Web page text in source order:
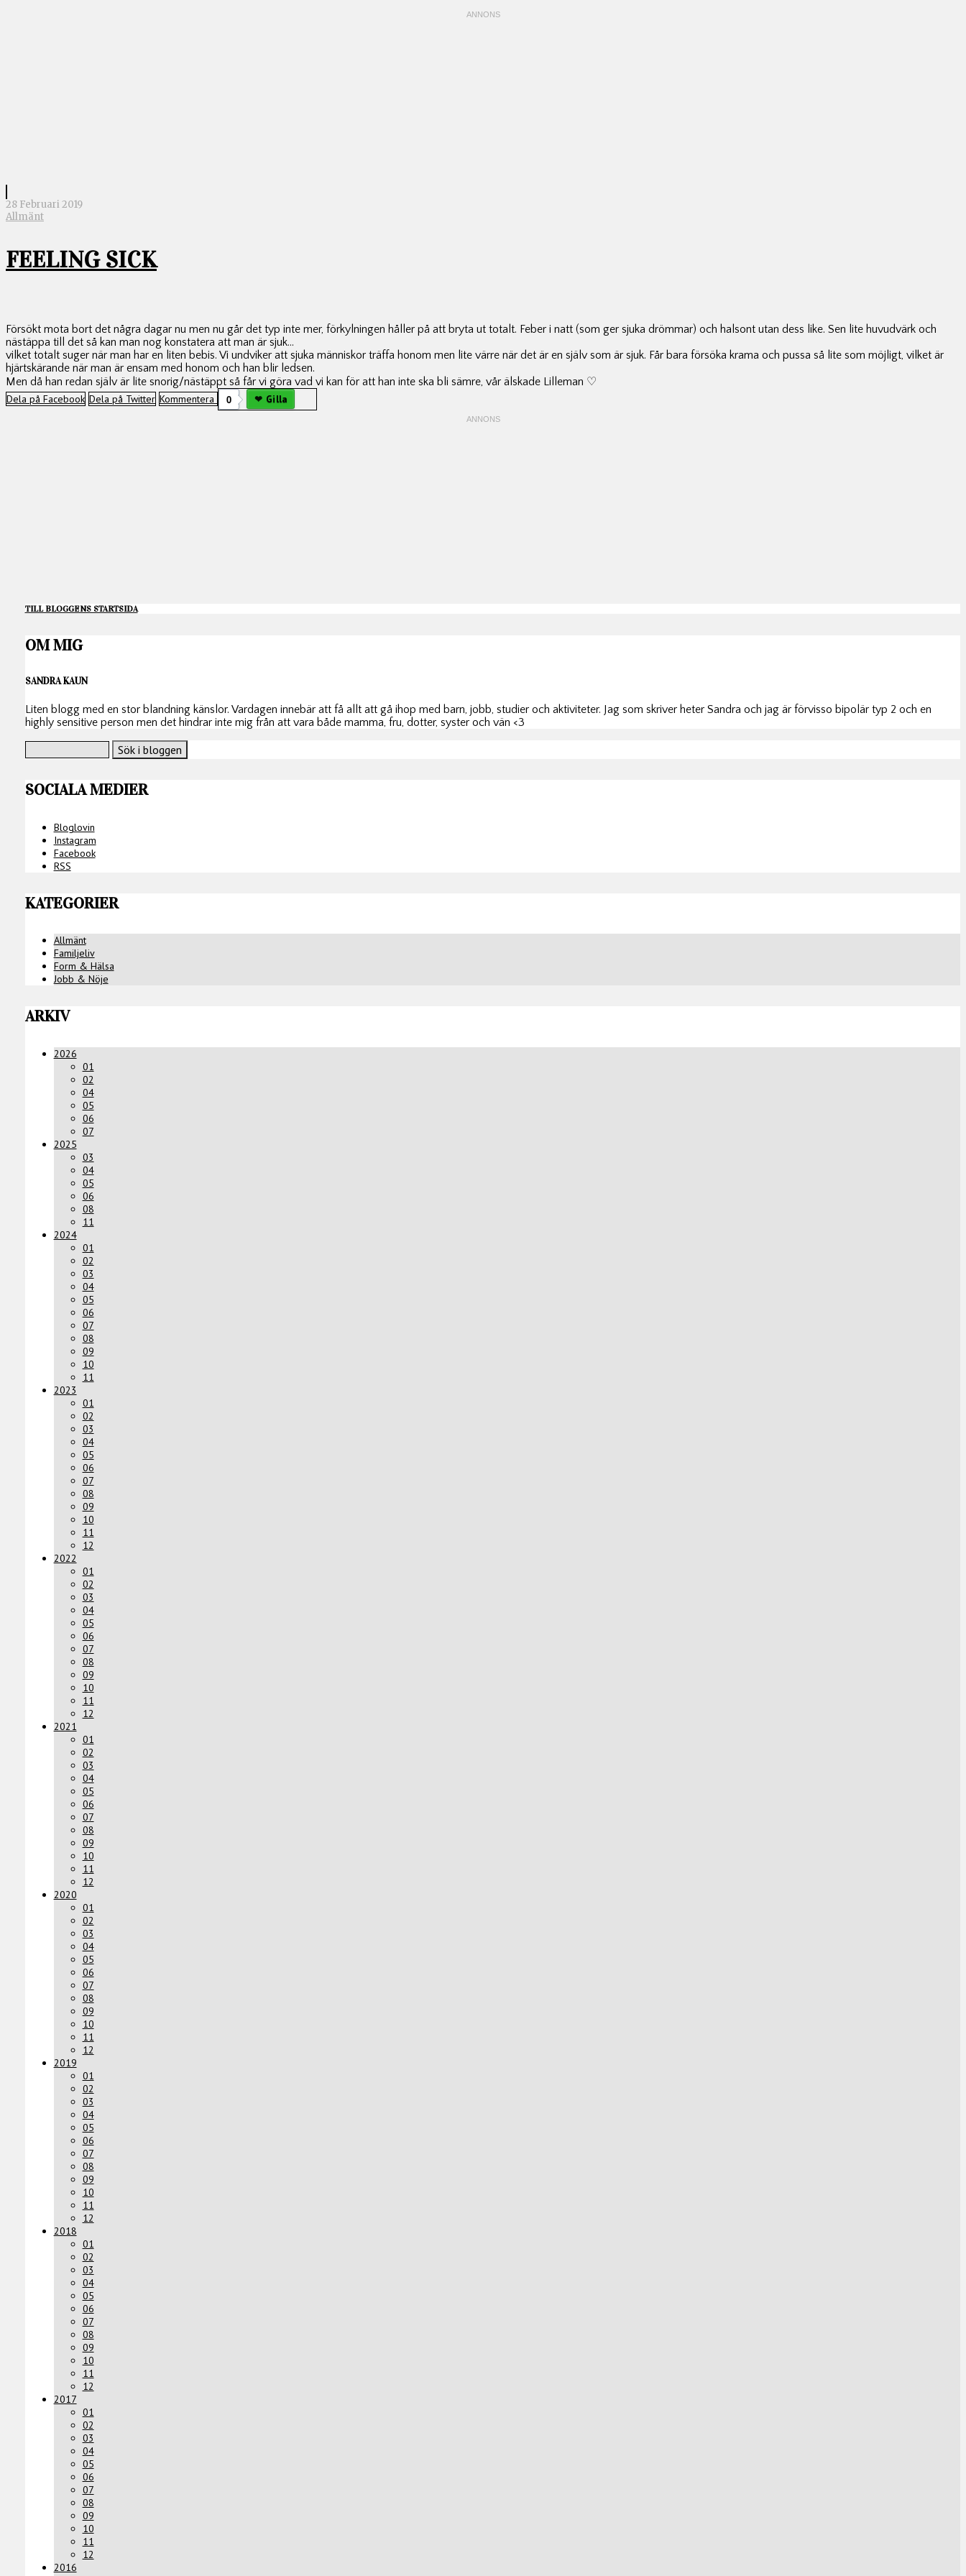
28 Februari 2019
Allmänt
FEELING SICK
Försökt mota bort det några dagar nu men nu går det typ inte mer, förkylningen håller på att bryta ut totalt. Feber i natt (som ger sjuka drömmar) och halsont utan dess like. Sen lite huvudvärk och
nästäppa till det så kan man nog konstatera att man är sjuk...
vilket totalt suger när man har en liten bebis. Vi undviker att sjuka människor träffa honom men lite värre när det är en själv som är sjuk. Får bara försöka krama och pussa så lite som möjligt, vilket är
hjärtskärande när man är ensam med honom och han blir ledsen.
Men då han redan själv är lite snorig/nästäppt så får vi göra vad vi kan för att han inte ska bli sämre, vår älskade Lilleman ♡
Dela på Facebook Dela på Twitter Kommentera 0 Gilla
TILL BLOGGENS STARTSIDA
OM MIG
SANDRA KAUN
Liten blogg med en stor blandning känslor. Vardagen innebär att få allt att gå ihop med barn, jobb, studier och aktiviteter. Jag som skriver heter Sandra och jag är förvisso bipolär typ 2 och en
highly sensitive person men det hindrar inte mig från att vara både mamma, fru, dotter, syster och vän <3
SOCIALA MEDIER
Bloglovin
Instagram
Facebook
RSS
KATEGORIER
Allmänt
Familjeliv
Form & Hälsa
Jobb & Nöje
ARKIV
2026
01
02
04
05
06
07
2025
03
04
05
06
08
11
2024
01
02
03
04
05
06
07
08
09
10
11
2023
01
02
03
04
05
06
07
08
09
10
11
12
2022
01
02
03
04
05
06
07
08
09
10
11
12
2021
01
02
03
04
05
06
07
08
09
10
11
12
2020
01
02
03
04
05
06
07
08
09
10
11
12
2019
01
02
03
04
05
06
07
08
09
10
11
12
2018
01
02
03
04
05
06
07
08
09
10
11
12
2017
01
02
03
04
05
06
07
08
09
10
11
12
2016